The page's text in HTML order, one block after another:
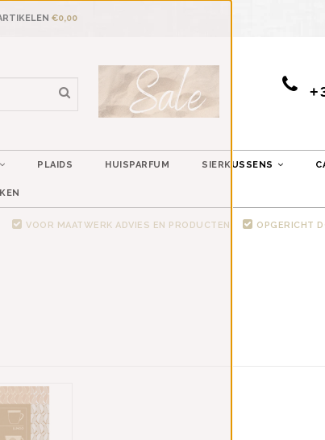
€0,00
PLAIDS HUISPARFUM SIERKUSSENS
VOOR MAATWERK ADVIES EN PRODUCTEN OPGERICHT